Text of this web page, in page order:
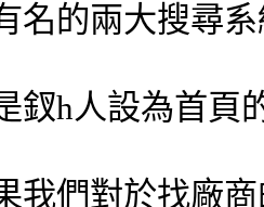
名的兩大搜尋
釵h人設為首頁
我們對於找廠